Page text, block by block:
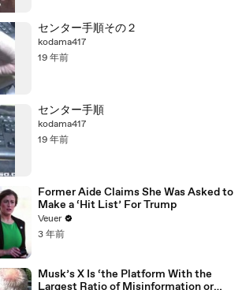
センター手順その２
kodama417
19 年前
センター手順
kodama417
19 年前
Former Aide Claims She Was Asked to
Make a ‘Hit List’ For Trump
Veuer
3 年前
Musk’s X Is ‘the Platform With the
Largest Ratio of Misinformation or